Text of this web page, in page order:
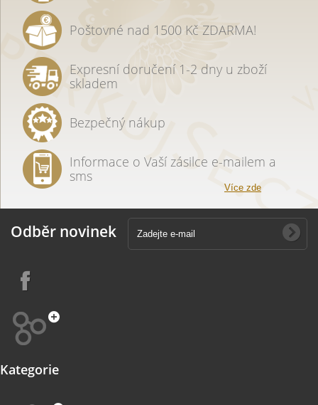
Poštovné nad 1500 Kč ZDARMA!
Expresní doručení 1-2 dny u zboží
skladem
Bezpečný nákup
Informace o Vaší zásilce e-mailem a
sms
Více zde
Odběr novinek
Kategorie